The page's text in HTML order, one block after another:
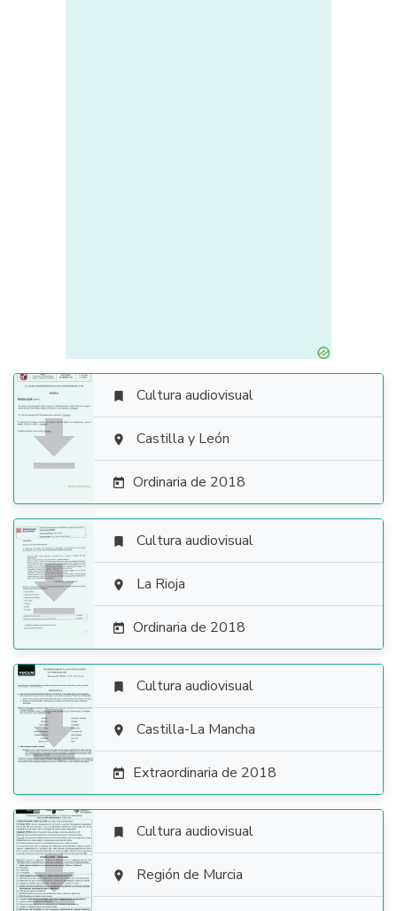

 Cultura audiovisual
 Castilla y León
 Ordinaria de 2018

 Cultura audiovisual
 La Rioja
 Ordinaria de 2018

 Cultura audiovisual
 Castilla-La Mancha
 Extraordinaria de 2018

 Cultura audiovisual
 Región de Murcia